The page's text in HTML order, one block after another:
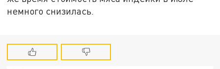
немного снизилась.